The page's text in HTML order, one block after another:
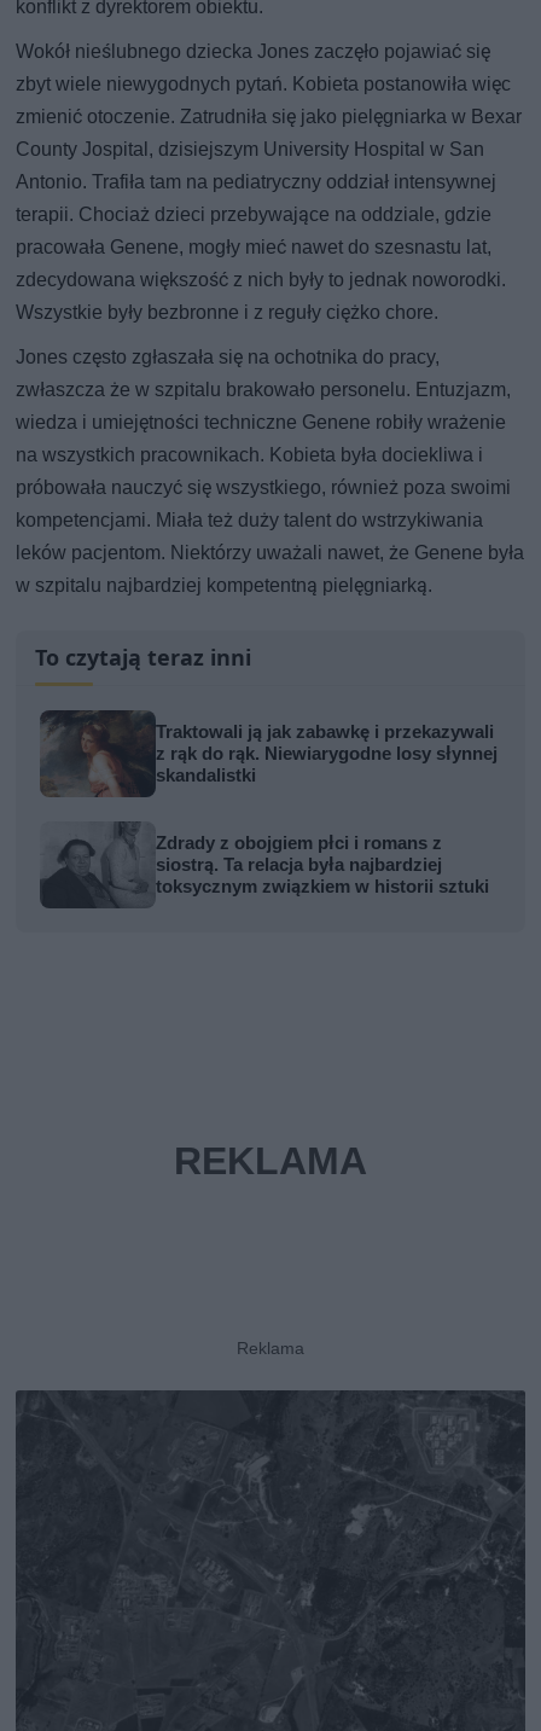
konflikt z dyrektorem obiektu.
Wokół nieślubnego dziecka Jones zaczęło pojawiać się
zbyt wiele niewygodnych pytań. Kobieta postanowiła więc
zmienić otoczenie. Zatrudniła się jako pielęgniarka w Bexar
County Jospital, dzisiejszym University Hospital w San
Antonio. Trafiła tam na pediatryczny oddział intensywnej
terapii. Chociaż dzieci przebywające na oddziale, gdzie
pracowała Genene, mogły mieć nawet do szesnastu lat,
zdecydowana większość z nich były to jednak noworodki.
Wszystkie były bezbronne i z reguły ciężko chore.
Jones często zgłaszała się na ochotnika do pracy,
zwłaszcza że w szpitalu brakowało personelu. Entuzjazm,
wiedza i umiejętności techniczne Genene robiły wrażenie
na wszystkich pracownikach. Kobieta była dociekliwa i
próbowała nauczyć się wszystkiego, również poza swoimi
kompetencjami. Miała też duży talent do wstrzykiwania
leków pacjentom. Niektórzy uważali nawet, że Genene była
w szpitalu najbardziej kompetentną pielęgniarką.
To czytają teraz inni
Traktowali ją jak zabawkę i przekazywali
z rąk do rąk. Niewiarygodne losy słynnej
skandalistki
Zdrady z obojgiem płci i romans z
siostrą. Ta relacja była najbardziej
toksycznym związkiem w historii sztuki